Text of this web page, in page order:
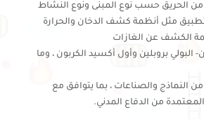
من الحريق حسب نوع المبنى ونوع النشاط
مثل أنظمة كشف الدخان والحرارة
الكشف عن الغازات
البولي بروبلين وأول أكسيد الكربون ، وما
النماذج والصناعات ، بما يتوافق مع
من الدفاع المدني.